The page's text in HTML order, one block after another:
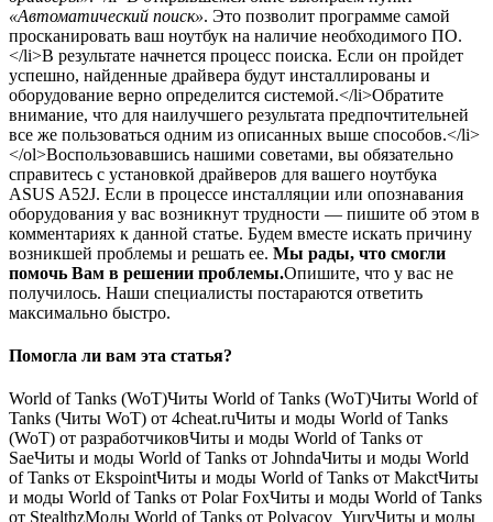
«Автоматический поиск». Это позволит программе самой
просканировать ваш ноутбук на наличие необходимого ПО.
</li>В результате начнется процесс поиска. Если он пройдет
успешно, найденные драйвера будут инсталлированы и
оборудование верно определится системой.</li>Обратите
внимание, что для наилучшего результата предпочтительней
все же пользоваться одним из описанных выше способов.</li>
</ol>Воспользовавшись нашими советами, вы обязательно
справитесь с установкой драйверов для вашего ноутбука
ASUS A52J. Если в процессе инсталляции или опознавания
оборудования у вас возникнут трудности — пишите об этом в
комментариях к данной статье. Будем вместе искать причину
возникшей проблемы и решать ее. Мы рады, что смогли
помочь Вам в решении проблемы.Опишите, что у вас не
получилось. Наши специалисты постараются ответить
максимально быстро.
Помогла ли вам эта статья?
World of Tanks (WoT)Читы World of Tanks (WoT)Читы World of
Tanks (Читы WoT) от 4cheat.ruЧиты и моды World of Tanks
(WoT) от разработчиковЧиты и моды World of Tanks от
SaeЧиты и моды World of Tanks от JohndaЧиты и моды World
of Tanks от EkspointЧиты и моды World of Tanks от MakctЧиты
и моды World of Tanks от Polar FoxЧиты и моды World of Tanks
от StealthzМоды World of Tanks от Polyacov_YuryЧиты и моды